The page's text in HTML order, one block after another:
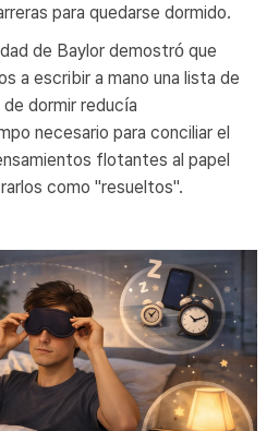
para quedarse dormido.
de Baylor demostró que
a escribir a mano una lista de
dormir reducía
necesario para conciliar el
flotantes al papel
como "resueltos".